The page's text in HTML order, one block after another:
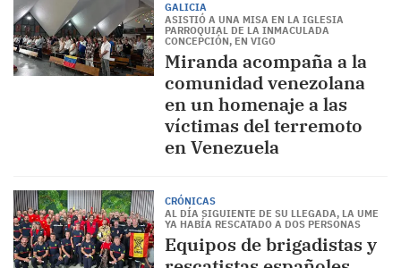
GALICIA
ASISTIÓ A UNA MISA EN LA IGLESIA
PARROQUIAL DE LA INMACULADA
CONCEPCIÓN, EN VIGO
Miranda acompaña a la
comunidad venezolana
en un homenaje a las
víctimas del terremoto
en Venezuela
CRÓNICAS
AL DÍA SIGUIENTE DE SU LLEGADA, LA UME
YA HABÍA RESCATADO A DOS PERSONAS
Equipos de brigadistas y